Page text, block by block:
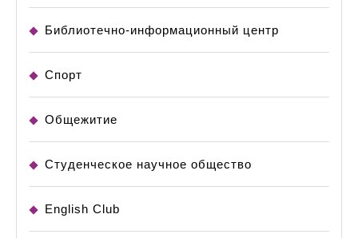
Библиотечно-информационный центр
Спорт
Общежитие
Студенческое научное общество
English Club